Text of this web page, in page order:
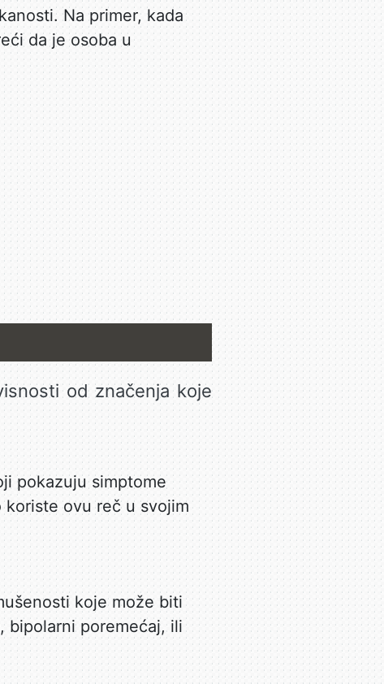
Na primer, kada
da je osoba u
od značenja koje
pokazuju simptome
ovu reč u svojim
koje može biti
bipolarni poremećaj, ili